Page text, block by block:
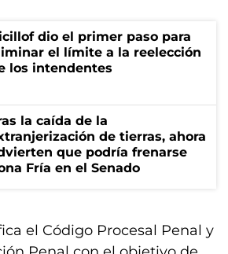
dio el primer paso para
el límite a la reelección
los intendentes
la caída de la
de tierras, ahora
que podría frenarse
Fría en el Senado
el Código Procesal Penal y